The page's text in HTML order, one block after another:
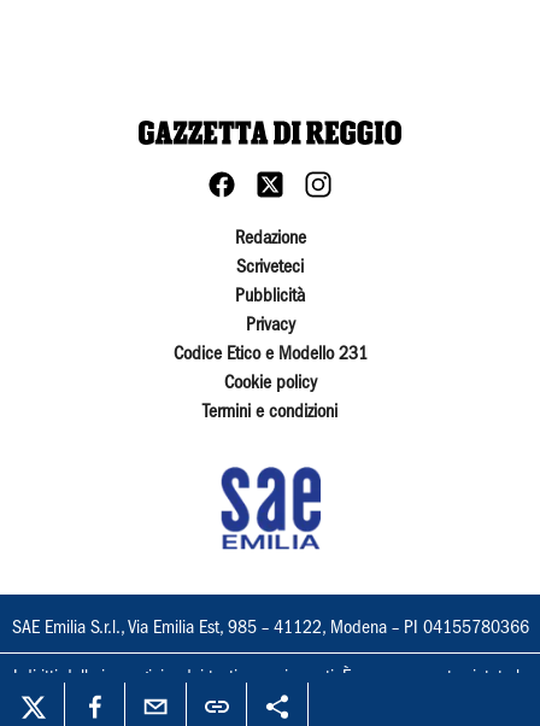
Redazione
Scriveteci
Pubblicità
Privacy
Codice Etico e Modello 231
Cookie policy
Termini e condizioni
SAE Emilia S.r.l., Via Emilia Est, 985 – 41122, Modena – PI 04155780366
I diritti delle immagini e dei testi sono riservati. È espressamente vietata la
loro riproduzione con qualsiasi mezzo e l'adattamento totale o parziale.